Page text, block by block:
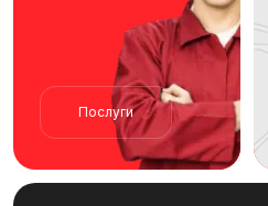
Послуги